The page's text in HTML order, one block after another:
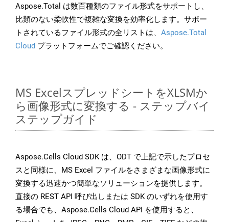
Aspose.Total は数百種類のファイル形式をサポートし、
比類のない柔軟性で複雑な変換を効率化します。サポー
トされているファイル形式の全リストは、 Aspose.Total
Cloud プラットフォームでご確認ください。
MS ExcelスプレッドシートをXLSMか
ら画像形式に変換する - ステップバイ
ステップガイド
Aspose.Cells Cloud SDK は、ODT で上記で示したプロセ
スと同様に、MS Excel ファイルをさまざまな画像形式に
変換する迅速かつ簡単なソリューションを提供します。
直接の REST API 呼び出しまたは SDK のいずれを使用す
る場合でも、Aspose.Cells Cloud API を使用すると、